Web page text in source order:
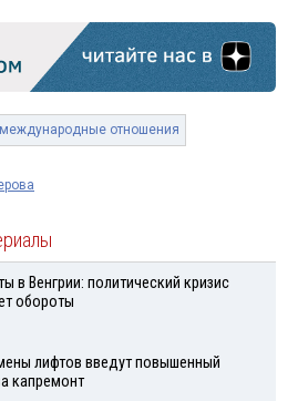
международные отношения
в Венгрии: политический кризис
обороты
лифтов введут повышенный
капремонт